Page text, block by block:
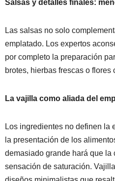
Salsas y detalles finales:
Las salsas no solo
emplatado. Los expertos
por completo la preparación
brotes, hierbas frescas o
La vajilla como aliada del
Los ingredientes no definen la
la presentación de los
demasiado grande hará que
sensación de saturación.